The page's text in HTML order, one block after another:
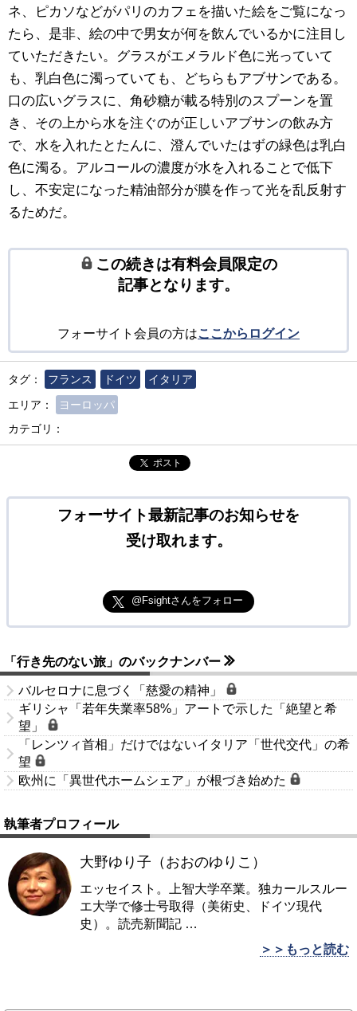
ネ、ピカソなどがパリのカフェを描いた絵をご覧になっ
たら、是非、絵の中で男女が何を飲んでいるかに注目し
ていただきたい。グラスがエメラルド色に光っていて
も、乳白色に濁っていても、どちらもアブサンである。
口の広いグラスに、角砂糖が載る特別のスプーンを置
き、その上から水を注ぐのが正しいアブサンの飲み方
で、水を入れたとたんに、澄んでいたはずの緑色は乳白
色に濁る。アルコールの濃度が水を入れることで低下
し、不安定になった精油部分が膜を作って光を乱反射す
るためだ。
この続きは有料会員限定の
記事となります。
フォーサイト会員の方はここからログイン
タグ： フランス ドイツ
イタリア
エリア：
ヨーロッパ
カテゴリ：
ポスト
フォーサイト最新記事のお知らせを
受け取れます。
@Fsightさんをフォロー
「行き先のない旅」のバックナンバー
バルセロナに息づく「慈愛の精神」
ギリシャ「若年失業率58%」アートで示した「絶望と希
望」
「レンツィ首相」だけではないイタリア「世代交代」の希
望
欧州に「異世代ホームシェア」が根づき始めた
執筆者プロフィール
大野ゆり子（おおのゆりこ）
エッセイスト。上智大学卒業。独カールスルー
エ大学で修士号取得（美術史、ドイツ現代
史）。読売新聞記 …
＞＞もっと読む